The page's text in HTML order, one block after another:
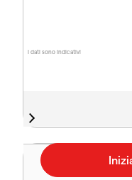
I dati sono indicativi